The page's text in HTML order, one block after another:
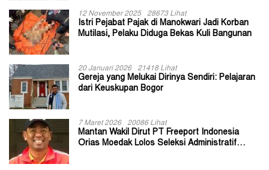
12 November 2025 28673 Lihat
Istri Pejabat Pajak di Manokwari Jadi Korban
Mutilasi, Pelaku Diduga Bekas Kuli Bangunan
20 Januari 2026 21418 Lihat
Gereja yang Melukai Dirinya Sendiri: Pelajaran
dari Keuskupan Bogor
7 Maret 2026 20086 Lihat
Mantan Wakil Dirut PT Freeport Indonesia
Orias Moedak Lolos Seleksi Administratif